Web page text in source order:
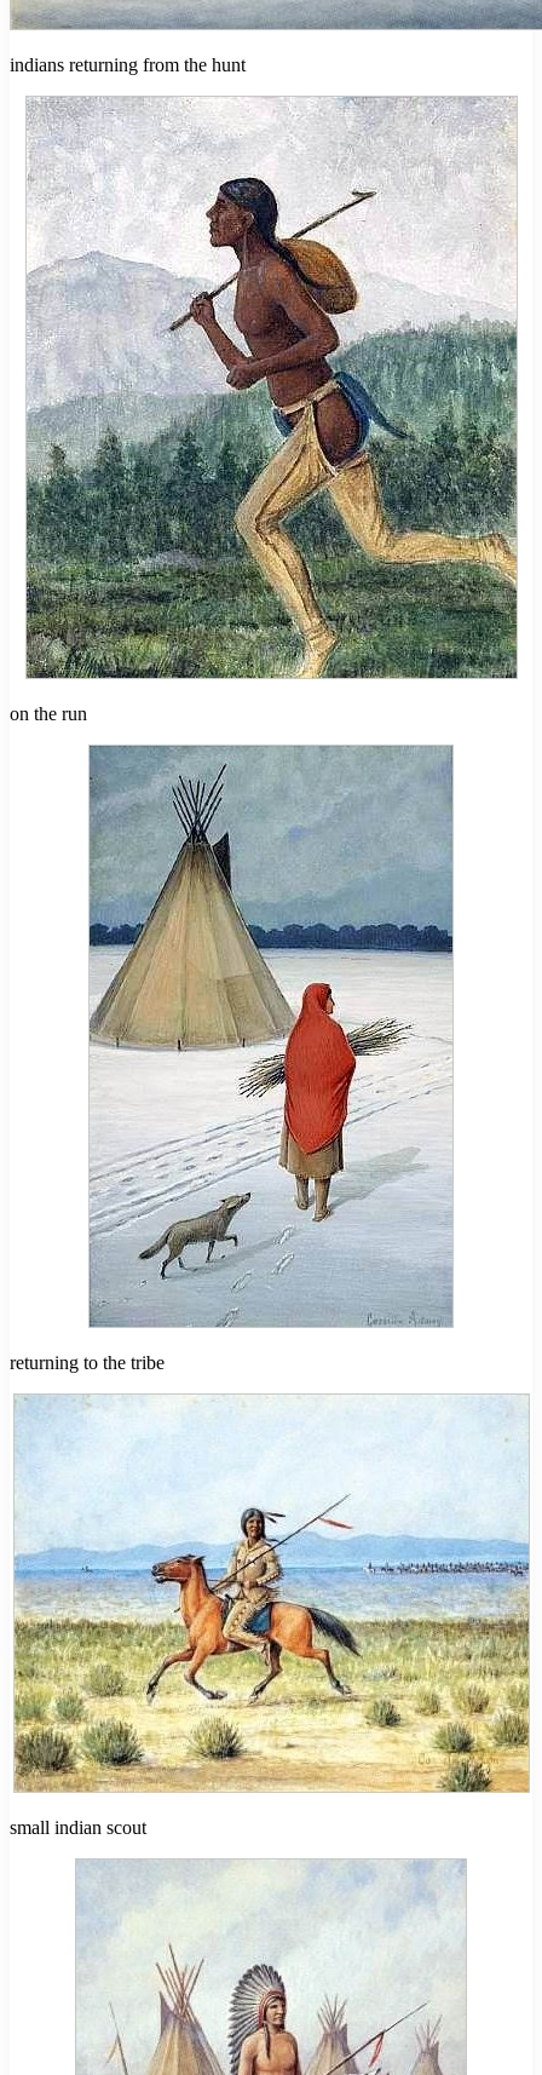
indians returning from the hunt
on the run
returning to the tribe
small indian scout